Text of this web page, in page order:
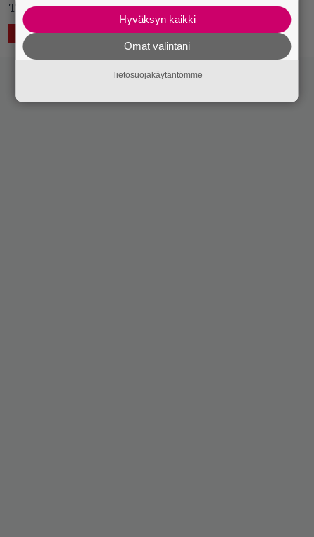
Tukholma
ELÄVÄ MUSIIKKI MIELIPIDE 22.12.2022 10:02 Mikko Meriläinen
Hyväksyn kaikki
Omat valintani
Tietosuojakäytäntömme